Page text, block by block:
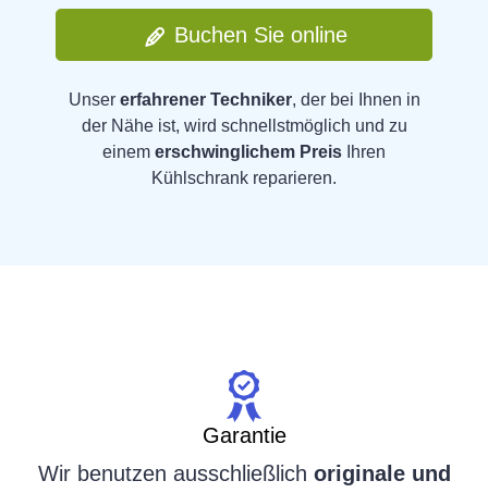
Buchen Sie online
Unser erfahrener Techniker, der bei Ihnen in
der Nähe ist, wird schnellstmöglich und zu
einem erschwinglichem Preis Ihren
Kühlschrank reparieren.
Garantie
Wir benutzen ausschließlich originale und